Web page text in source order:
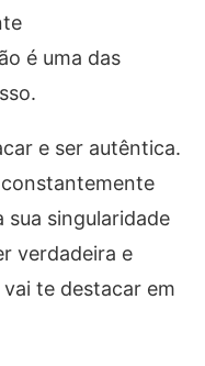
é uma das
e ser autêntica.
sua singularidade
verdadeira e
te destacar em